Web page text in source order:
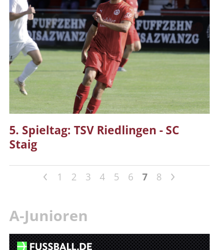
5. Spieltag: TSV Riedlingen - SC
Staig
< 1 2 3 4 5 6 7 8 >
A-Junioren